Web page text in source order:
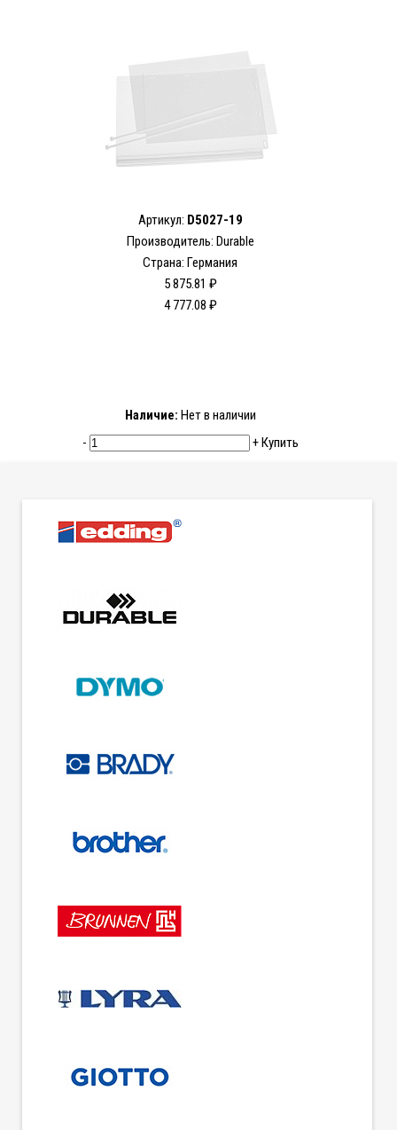
Артикул: D5027-19
Производитель: Durable
Страна: Германия
5 875.81 ₽
4 777.08 ₽
Наличие: Нет в наличии
-
+Купить